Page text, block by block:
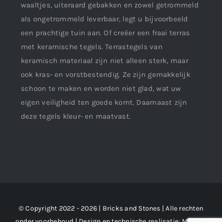
waaltjes, uiteraard gebakken en zowel getrommeld
als ongetrommeld leverbaar, legt u bijvoorbeeld
een prachtige tuin aan. Of creëer een fraai terras
met keramische tegels. Terrastegels van
keramisch materiaal zijn niet alleen sterk, maar
ook kras- en vorstbestendig. Ze zijn gemakkelijk
schoon te maken en worden niet glad, wat uw
eigen veiligheid ten goede komt. Daarnaast zijn
deze tegels kleur- en maatvast.
© Copyright 2022 - 2026 | Bricks and Stones | Alle rechten